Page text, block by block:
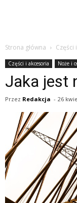
Strona główna Części
Części i akcesoria Noże i
Jaka jest
Przez Redakcja - 26